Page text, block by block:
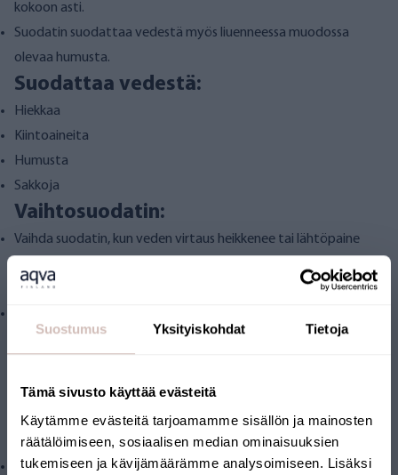
Suostumus Yksityiskohdat Tietoja
Tämä sivusto käyttää evästeitä
Käytämme evästeitä tarjoamamme sisällön ja mainosten
räätälöimiseen, sosiaalisen median ominaisuuksien
tukemiseen ja kävijämäärämme analysoimiseen. Lisäksi
kokoon asti.
Suodatin suodattaa vedestä myös liuenneessa muodossa
olevaa humusta.
Suodattaa vedestä:
Hiekkaa
Kiintoaineita
Humusta
Sakkoja
Vaihtosuodatin:
Vaihda suodatin, kun veden virtaus heikkenee tai lähtöpaine
tukkeutunut ja se olisi hyvä vaihtaa.
*Suodattimen elinkaari riippuu raakaveden laadusta.
suosittelemme teettämään raakavedestä
seurantavesianalyysin.
Paketin sisältö:
Suodatin (AQMF5-L)